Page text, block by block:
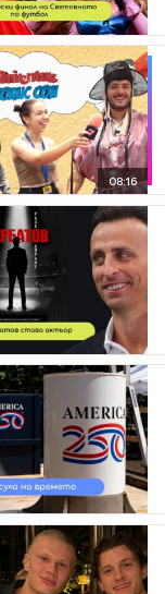
08:16